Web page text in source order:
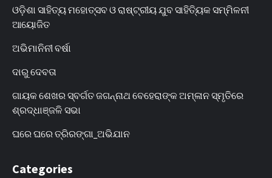
ଓଡ଼ିଶା ସାହିତ୍ୟ ମହୋତ୍ସବ ଓ ରାଷ୍ଟ୍ରୀୟ ଯୁବ ସାହିତ୍ୟିକ ସମ୍ମିଳନୀ
ଆୟୋଜିତ
ଅଭିମାନିନୀ ବର୍ଷା
ଦାରୁ ଦେବତା
ଗାୟକ ଶେଖର ସ୍ବର୍ଗତ ଜଗନ୍ନାଥ ବେହେରାଙ୍କ ଅମ୍ଳାନ ସ୍ମୃତିରେ
ଶ୍ରଦ୍ଧାଞ୍ଜଳି ସଭା
ଘରେ ଘରେ ତ୍ରିରଙ୍ଗା_ଅଭିଯାନ
Categories